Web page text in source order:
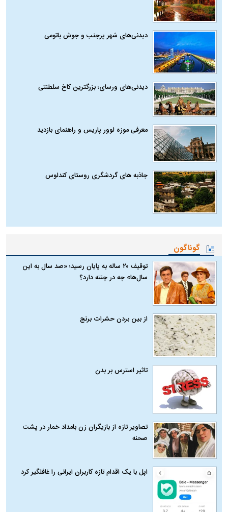
دیدنی‌های شهر پرجنب و جوش باتومی
دیدنی‌های ورسای؛ بزرگترین کاخ سلطنتی
معرفی موزه لوور پاریس و راهنمای بازدید
جاذبه های گردشگری روستای کندلوس
گوناگون
توقیف ۲۰ ساله به پایان رسید؛ «صد سال به این
سال‌ها» چه در چنته دارد؟
از بین بردن حشرات برنج
تاثیر استرس بر بدن
تصاویر تازه از بازیگران زن بامداد خمار در پشت
صحنه
اپل با یک اقدام تازه کاربران ایرانی را غافلگیر کرد